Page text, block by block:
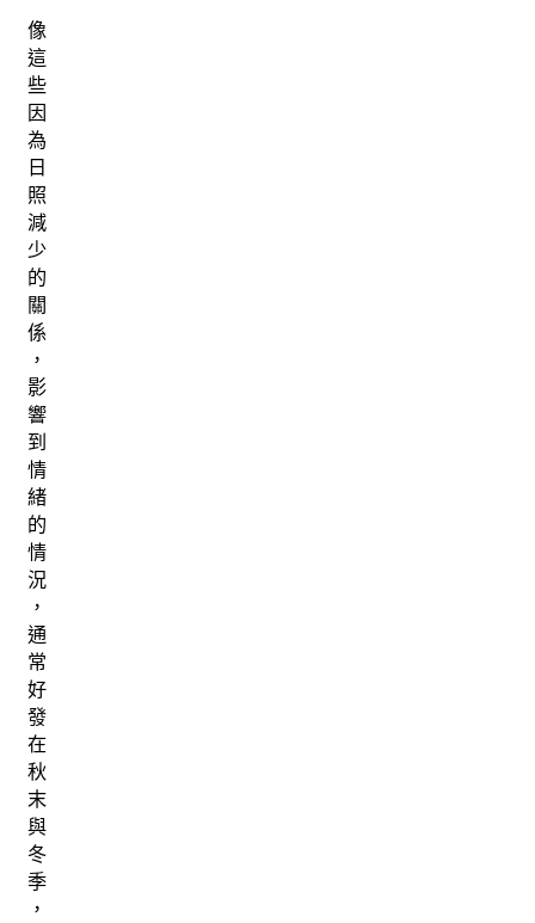
像
這
些
因
為
日
照
減
少
的
關
係
，
影
響
到
情
緒
的
情
況
，
通
常
好
發
在
秋
末
與
冬
季
，